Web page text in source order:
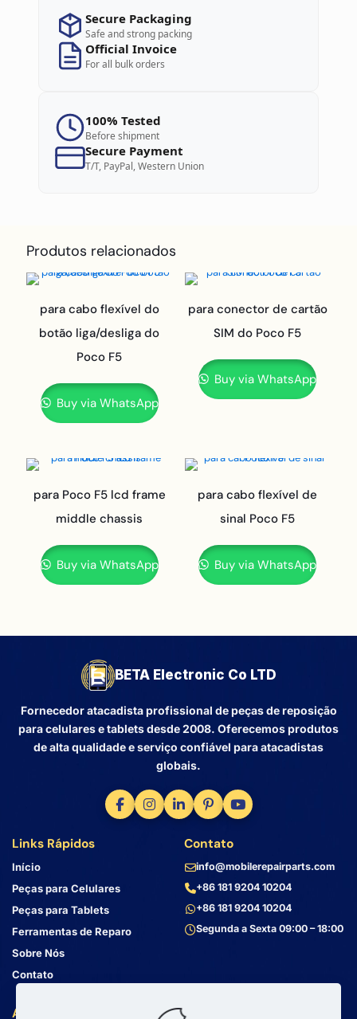
Secure Packaging
Safe and strong packing
Official Invoice
For all bulk orders
100% Tested
Before shipment
Secure Payment
T/T, PayPal, Western Union
Produtos relacionados
para cabo flexível do
botão liga/desliga do
Poco F5
Buy via WhatsApp
para conector de cartão
SIM do Poco F5
Buy via WhatsApp
para Poco F5 lcd frame
middle chassis
Buy via WhatsApp
para cabo flexível de
sinal Poco F5
Buy via WhatsApp
BETA Electronic Co LTD
Fornecedor atacadista profissional de peças de reposição
para celulares e tablets desde 2008. Oferecemos produtos
de alta qualidade e serviço confiável para atacadistas
globais.
Links Rápidos
Início
Peças para Celulares
Peças para Tablets
Ferramentas de Reparo
Sobre Nós
Contato
Atendimento ao Cliente
Contato
info@mobilerepairparts.com
+86 181 9204 10204
+86 181 9204 10204
Segunda a Sexta 09:00 – 18:00
Endereço